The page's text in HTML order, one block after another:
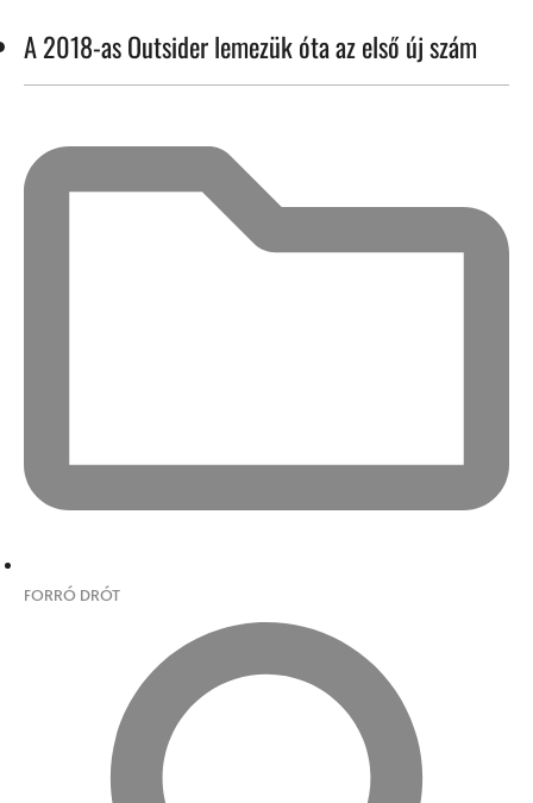
A 2018-as Outsider lemezük óta az első új szám
FORRÓ DRÓT